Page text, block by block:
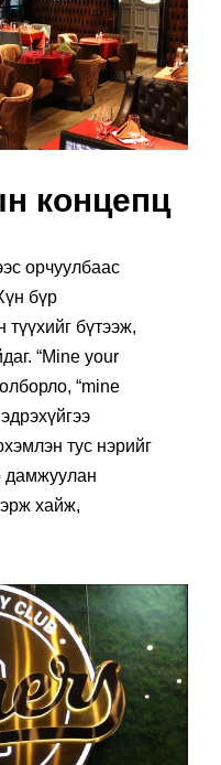
концепц
орчуулбаас
бүр
бүтээж,
“Mine your
“mine
тус нэрийг
дамжуулан
хайж,